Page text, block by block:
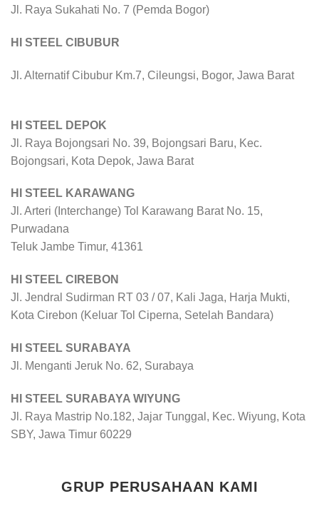
Jl. Raya Sukahati No. 7 (Pemda Bogor)
HI STEEL CIBUBUR
Jl. Alternatif Cibubur Km.7, Cileungsi, Bogor, Jawa Barat
HI STEEL DEPOK
Jl. Raya Bojongsari No. 39, Bojongsari Baru, Kec.
Bojongsari, Kota Depok, Jawa Barat
HI STEEL KARAWANG
Jl. Arteri (Interchange) Tol Karawang Barat No. 15,
Purwadana
Teluk Jambe Timur, 41361
HI STEEL CIREBON
Jl. Jendral Sudirman RT 03 / 07, Kali Jaga, Harja Mukti,
Kota Cirebon (Keluar Tol Ciperna, Setelah Bandara)
HI STEEL SURABAYA
Jl. Menganti Jeruk No. 62, Surabaya
HI STEEL SURABAYA WIYUNG
Jl. Raya Mastrip No.182, Jajar Tunggal, Kec. Wiyung, Kota
SBY, Jawa Timur 60229
GRUP PERUSAHAAN KAMI